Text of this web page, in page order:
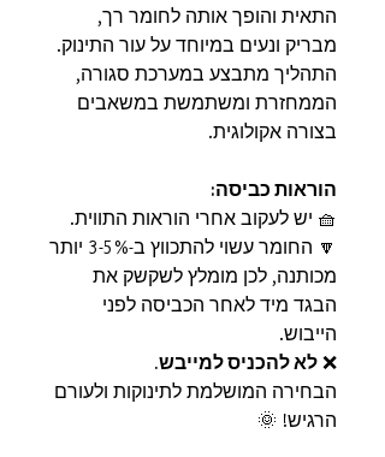
התאית והופך אותה לחומר רך,
מבריק ונעים במיוחד על עור התינוק.
התהליך מתבצע במערכת סגורה,
הממחזרת ומשתמשת במשאבים
בצורה אקולוגית.
הוראות כביסה:
🧺 יש לעקוב אחרי הוראות התווית.
🔽 החומר עשוי להתכווץ ב-3-5% יותר
מכותנה, לכן מומלץ לשקשק את
הבגד מיד לאחר הכביסה לפני
הייבוש.
❌ לא להכניס למייבש.
הבחירה המושלמת לתינוקות ולעורם
הרגיש! 🌞